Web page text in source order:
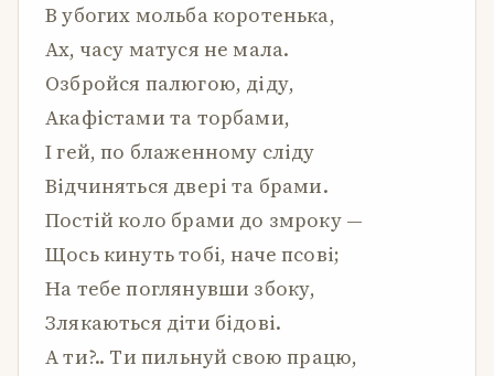
В убогих мольба коротенька,
Ах, часу матуся не мала.
Озбройся палюгою, діду,
Акафістами та торбами,
І гей, по блаженному сліду
Відчиняться двері та брами.
Постій коло брами до змроку —
Щось кинуть тобі, наче псові;
На тебе поглянувши збоку,
Злякаються діти бідові.
А ти?.. Ти пильнуй свою працю,